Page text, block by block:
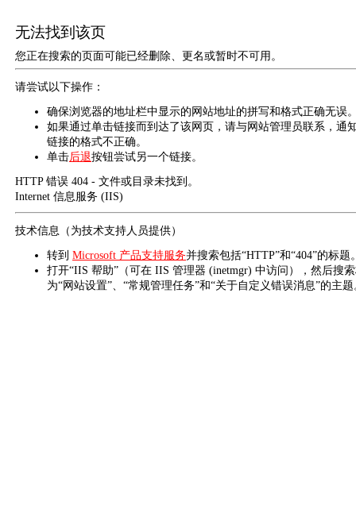
无法找到该页
您正在搜索的页面可能已经删除、更名或暂时不可用。
请尝试以下操作：
确保浏览器的地址栏中显示的网站地址的拼写和格式正确无误
如果通过单击链接而到达了该网页，请与网站管理员联系，通
链接的格式不正确。
单击后退按钮尝试另一个链接。
HTTP 错误 404 - 文件或目录未找到。
Internet 信息服务 (IIS)
技术信息（为技术支持人员提供）
转到 Microsoft 产品支持服务并搜索包括“HTTP”和“404”的标题
打开“IIS 帮助”（可在 IIS 管理器 (inetmgr) 中访问），然后搜
为“网站设置”、“常规管理任务”和“关于自定义错误消息”的主题